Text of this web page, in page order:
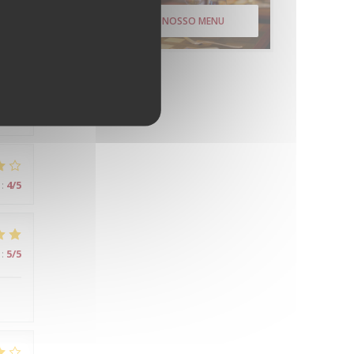
: 4/5
: 5/5
DESCUBRA O NOSSO MENU